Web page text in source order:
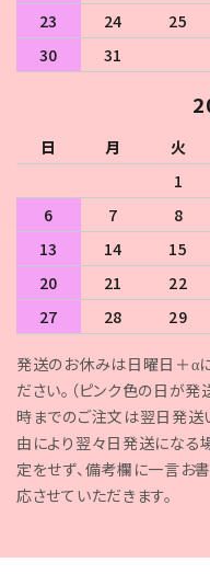
23
24 25
30
31
日 月 火
1
6
7 8
13
14 15
20
21 22
27
28 29
発送のお休みは日曜日＋α
ださい。（ピンク色の日が
時までのご注文は翌日発送
由により翌々日発送になる
定をせず、備考欄に一言お
応させていただきます。